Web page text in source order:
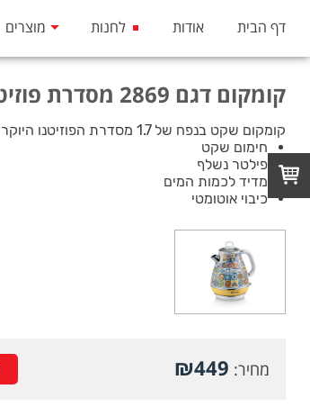
דף הבית אודות לחנות מוצרים
קומקום דגם 2869 מסדרת פוזיטנו
קומקום שקט בנפח של 1.7 מסדרת הפוזיטנו היוקרתית
חימום שקט
פילטר נשלף
מדיד לכמות המים
כיבוי אוטומטי
מחיר: ₪449